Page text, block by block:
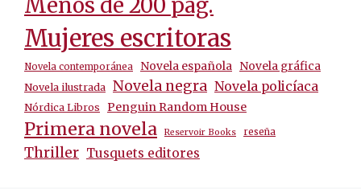
Mujeres escritoras
Novela contemporánea Novela española Novela gráfica
Novela ilustrada Novela negra Novela policíaca
Nórdica Libros Penguin Random House
Primera novela Reservoir Books reseña
Thriller Tusquets editores